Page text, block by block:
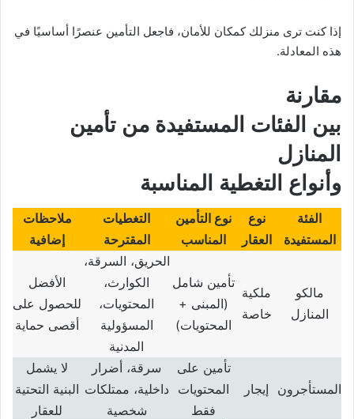
إذا كنت ترى منزلك كمكان للأمان، فاجعل التأمين عنصرًا أساسيًا في
هذه المعادلة.
مقارنة
بين الفئات المستفيدة من تأمين
المنازل
وأنواع التغطية المناسبة
الفئة
المستفيدة
نوع
العقار
نوع التأمين
المناسب
التغطيات
المقترحة
ملاحظات
إضافية
مالكو
المنازل
ملكية
خاصة
تأمين شامل
(المبنى +
المحتويات)
الحريق، السرقة،
الكوارث،
المحتويات،
المسؤولية
المدنية
الأفضل
للحصول على
أقصى حماية
المستأجرون إيجار
تأمين على
المحتويات
فقط
سرقة، أضرار
داخلية، ممتلكات
شخصية
لا يشمل
البنية التحتية
للعقار